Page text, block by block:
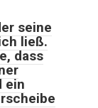
seine
ließ.
dass
ein